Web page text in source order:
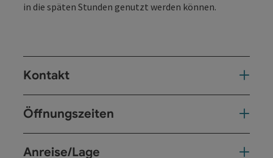
in die späten Stunden genutzt werden können.
Kontakt
Öffnungszeiten
Anreise/Lage